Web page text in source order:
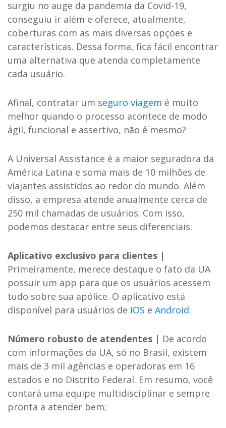
surgiu no auge da pandemia da Covid-19,
conseguiu ir além e oferece, atualmente,
coberturas com as mais diversas opções e
características. Dessa forma, fica fácil encontrar
uma alternativa que atenda completamente
cada usuário.
Afinal, contratar um seguro viagem é muito
melhor quando o processo acontece de modo
ágil, funcional e assertivo, não é mesmo?
A Universal Assistance é a maior seguradora da
América Latina e soma mais de 10 milhões de
viajantes assistidos ao redor do mundo. Além
disso, a empresa atende anualmente cerca de
250 mil chamadas de usuários. Com isso,
podemos destacar entre seus diferenciais:
Aplicativo exclusivo para clientes |
Primeiramente, merece destaque o fato da UA
possuir um app para que os usuários acessem
tudo sobre sua apólice. O aplicativo está
disponível para usuários de iOS e Android.
Número robusto de atendentes | De acordo
com informações da UA, só no Brasil, existem
mais de 3 mil agências e operadoras em 16
estados e no Distrito Federal. Em resumo, você
contará uma equipe multidisciplinar e sempre
pronta a atender bem;